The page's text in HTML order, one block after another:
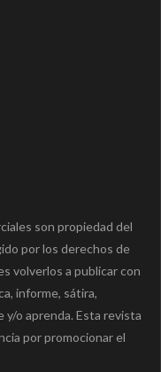
son propiedad del
por los derechos de
volverlos a publicar con
informe, sátira,
y/o aprenda. Esta revista
por promocionar el